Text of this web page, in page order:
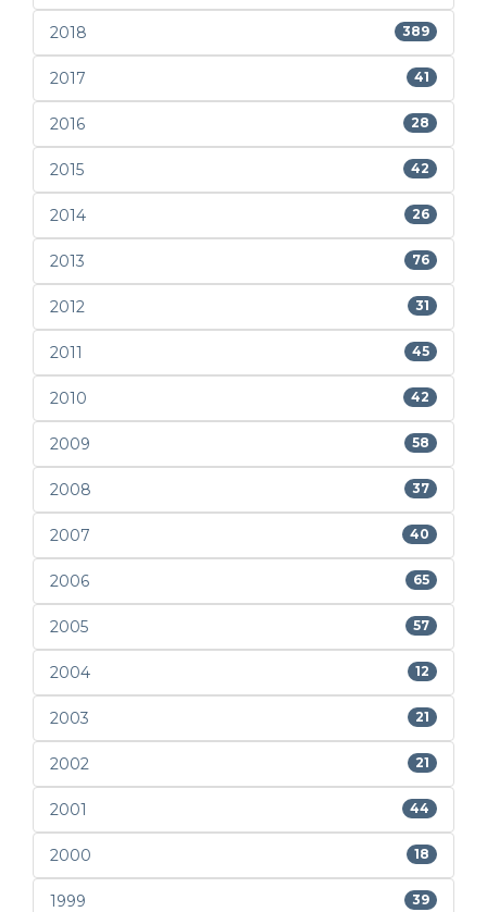
2018 389
2017 41
2016 28
2015 42
2014 26
2013 76
2012 31
2011 45
2010 42
2009 58
2008 37
2007 40
2006 65
2005 57
2004 12
2003 21
2002 21
2001 44
2000 18
1999 39